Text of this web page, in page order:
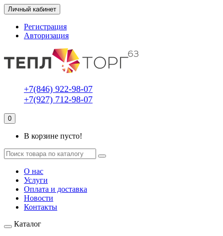
Личный кабинет
Регистрация
Авторизация
+7(846) 922-98-07
+7(927) 712-98-07
0
В корзине пусто!
О нас
Услуги
Оплата и доставка
Новости
Контакты
Каталог